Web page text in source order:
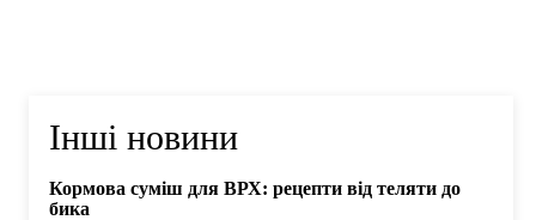
Інші новини
Кормова суміш для ВРХ: рецепти від теляти до
бика